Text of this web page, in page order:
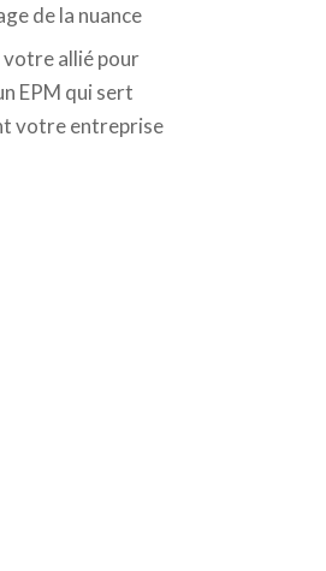
de la nuance
votre allié pour
EPM qui sert
votre entreprise